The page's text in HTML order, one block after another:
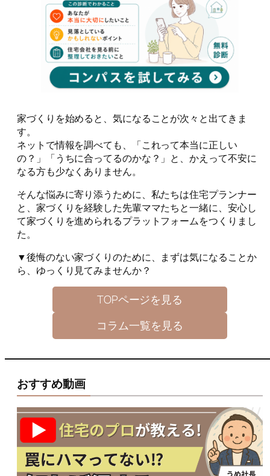
家づくりを始めると、気になることが次々と出てきま
す。
ネットで情報を調べても、「これって本当に正しい
の？」「うちに合ってるのかな？」と、かえって不安に
なる方も少なくありません。
そんな悩みに寄り添うために、私たちは住宅プランナー
と、家づくりを経験した先輩ママたちと一緒に、安心し
て家づくりを進められるプラットフォームをつくりまし
た。
▼後悔のない家づくりのために、まずは気になることか
ら、ゆっくり見てみませんか？
TOPページを見る
コラム一覧を見る
おすすめ動画